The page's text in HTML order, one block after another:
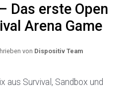
Das erste Open
Arena Game
von Dispositiv Team
aus Survival, Sandbox und